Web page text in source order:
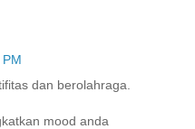
dan berolahraga.
mood anda